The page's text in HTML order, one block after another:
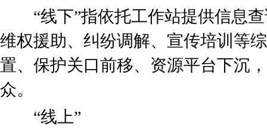
“线下”指依托工作站提供信息查
维权援助、纠纷调解、宣传培训等
置、保护关口前移、资源平台下沉
众。
“线上”